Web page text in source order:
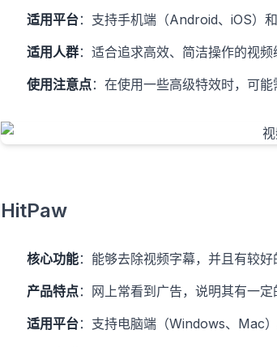
适用平台：支持手机端（Android、iOS）
适用人群：适合追求高效、简洁操作的视
使用注意点：在使用一些高级特效时，可能
HitPaw
核心功能：能够去除视频字幕，并且有较好
产品特点：网上常看到广告，说明其有一
适用平台：支持电脑端（Windows、Mac）